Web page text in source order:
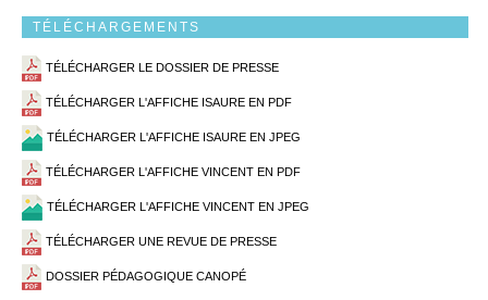
TÉLÉCHARGEMENTS
TÉLÉCHARGER LE DOSSIER DE PRESSE
TÉLÉCHARGER L'AFFICHE ISAURE EN PDF
TÉLÉCHARGER L'AFFICHE ISAURE EN JPEG
TÉLÉCHARGER L'AFFICHE VINCENT EN PDF
TÉLÉCHARGER L'AFFICHE VINCENT EN JPEG
TÉLÉCHARGER UNE REVUE DE PRESSE
DOSSIER PÉDAGOGIQUE CANOPÉ